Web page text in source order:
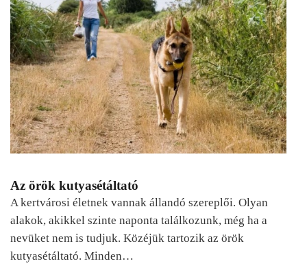
Az örök kutyasétáltató
A kertvárosi életnek vannak állandó szereplői. Olyan
alakok, akikkel szinte naponta találkozunk, még ha a
nevüket nem is tudjuk. Közéjük tartozik az örök
kutyasétáltató. Minden…